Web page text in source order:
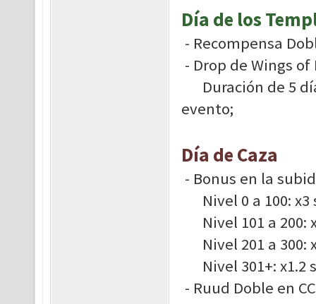
Día de los
- Recompensa
- Drop de Wings
Duración de 5
evento;
Día de Caza
- Bonus en la
Nivel 0 a 100:
Nivel 101 a 200:
Nivel 201 a 300:
Nivel 301+: x1.2
- Ruud Doble en